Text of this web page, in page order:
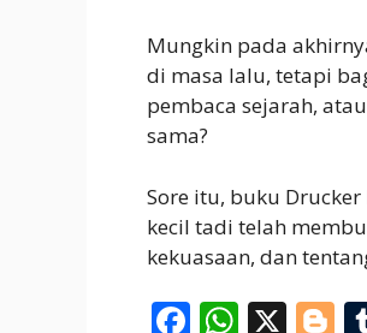
Mungkin pada
di masa lalu, tetapi
pembaca sejarah,
sama?
Sore itu, buku
kecil tadi telah
kekuasaan, dan
F W X Bl